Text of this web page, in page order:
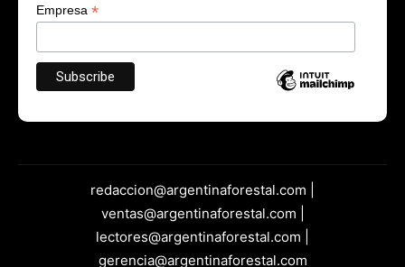
Empresa *
redaccion@argentinaforestal.com |
ventas@argentinaforestal.com |
lectores@argentinaforestal.com |
gerencia@argentinaforestal.com